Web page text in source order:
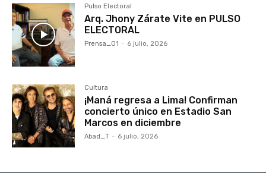
Pulso Electoral
Arq. Jhony Zárate Vite en PULSO
ELECTORAL
Prensa_01 - 6 julio, 2026
Cultura
¡Maná regresa a Lima! Confirman
concierto único en Estadio San
Marcos en diciembre
Abad_T - 6 julio, 2026